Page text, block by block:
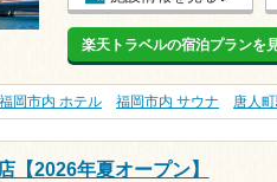
楽天トラベルの宿泊プランを
福岡市内 ホテル 福岡市内 サウナ 唐人
【2026年夏オープン】